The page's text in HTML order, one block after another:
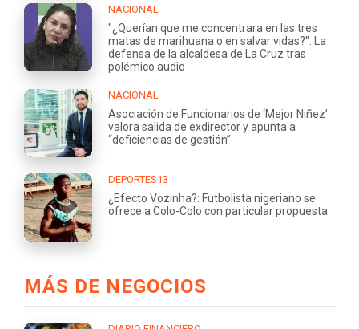
NACIONAL
"¿Querían que me concentrara en las tres
matas de marihuana o en salvar vidas?": La
defensa de la alcaldesa de La Cruz tras
polémico audio
NACIONAL
Asociación de Funcionarios de ‘Mejor Niñez’
valora salida de exdirector y apunta a
“deficiencias de gestión”
DEPORTES13
¿Efecto Vozinha?: Futbolista nigeriano se
ofrece a Colo-Colo con particular propuesta
MÁS DE NEGOCIOS